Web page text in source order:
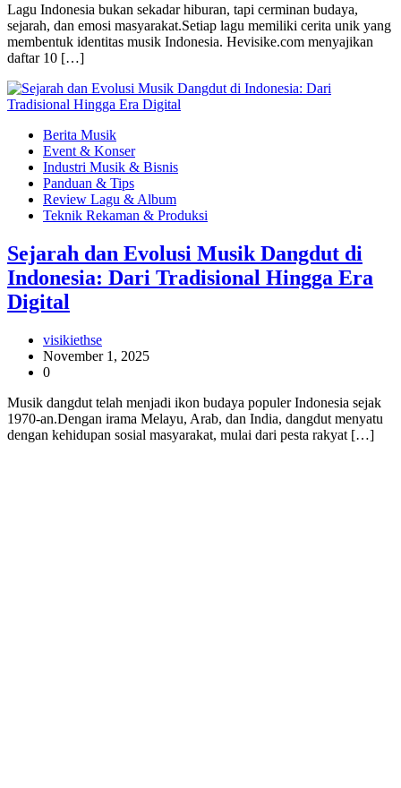
Lagu Indonesia bukan sekadar hiburan, tapi cerminan budaya,
sejarah, dan emosi masyarakat.Setiap lagu memiliki cerita unik yang
membentuk identitas musik Indonesia. Hevisike.com menyajikan
daftar 10 […]
Berita Musik
Event & Konser
Industri Musik & Bisnis
Panduan & Tips
Review Lagu & Album
Teknik Rekaman & Produksi
Sejarah dan Evolusi Musik Dangdut di
Indonesia: Dari Tradisional Hingga Era
Digital
visikiethse
November 1, 2025
0
Musik dangdut telah menjadi ikon budaya populer Indonesia sejak
1970-an.Dengan irama Melayu, Arab, dan India, dangdut menyatu
dengan kehidupan sosial masyarakat, mulai dari pesta rakyat […]